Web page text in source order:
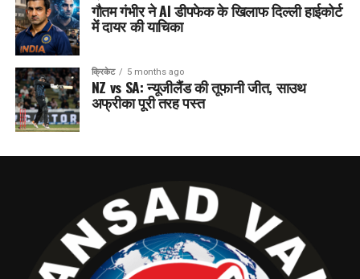
गौतम गंभीर ने AI डीपफेक के खिलाफ दिल्ली हाईकोर्ट
में दायर की याचिका
क्रिकेट 5 months ago
NZ vs SA: न्यूजीलैंड की तूफानी जीत, साउथ
अफ्रीका पूरी तरह पस्त